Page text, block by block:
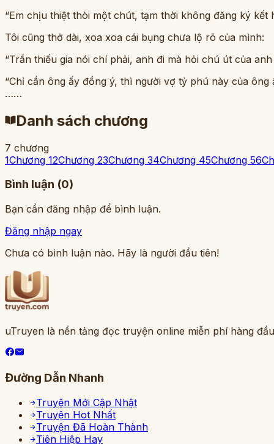
“Em chịu thiệt thòi một chút, tạm thời không đăng ký
Tôi cũng thở dài, xoa xoa cái bụng chưa lộ rõ của mình:
“Trần thiếu gia nói chí phải, anh đi mà hỏi chú út của anh
“Chỉ cần ông ấy đồng ý, thì người vợ tỷ phú này của ông
……
Danh sách chương
7 chương
1Chương 12Chương 23Chương 34Chương 45Chương 56
Bình luận (0)
Bạn cần đăng nhập để bình luận.
Đăng nhập ngay
Chưa có bình luận nào. Hãy là người đầu tiên!
uTruyen là nền tảng đọc truyện online miễn phí hàng
Đường Dẫn Nhanh
Truyện Mới Cập Nhật
Truyện Hot Nhất
Truyện Đã Hoàn Thành
Tiên Hiệp Hay